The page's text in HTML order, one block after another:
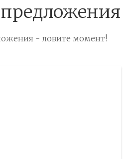
- ловите момент!